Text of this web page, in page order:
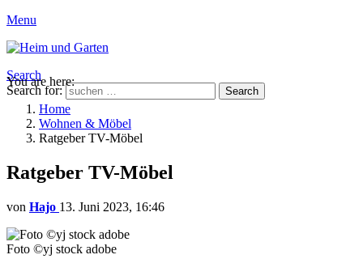
Menu
Search
Search for:
Search
You are here:
Home
Wohnen & Möbel
Ratgeber TV-Möbel
Ratgeber TV-Möbel
von Hajo 13. Juni 2023, 16:46
Foto ©yj stock adobe